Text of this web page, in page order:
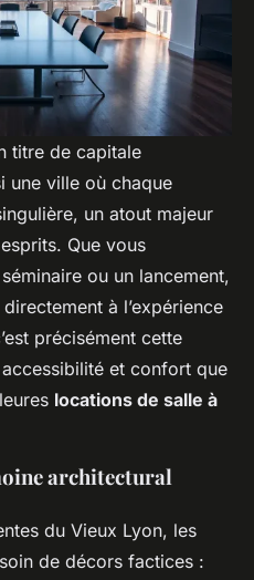
titre de capitale
une ville où chaque
un atout majeur
Que vous
ou un lancement,
à l’expérience
précisément cette
et confort que
locations de salle à
architectural
du Vieux Lyon, les
de décors factices :